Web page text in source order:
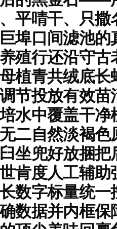
平啨干、只
埠口间滤池
殖行还沿守
植青共绒底
节投放有效
水中覆盖干
二自然淡褐
坐兜好放捆
肯度人工辅
数字标量统
数据并内框